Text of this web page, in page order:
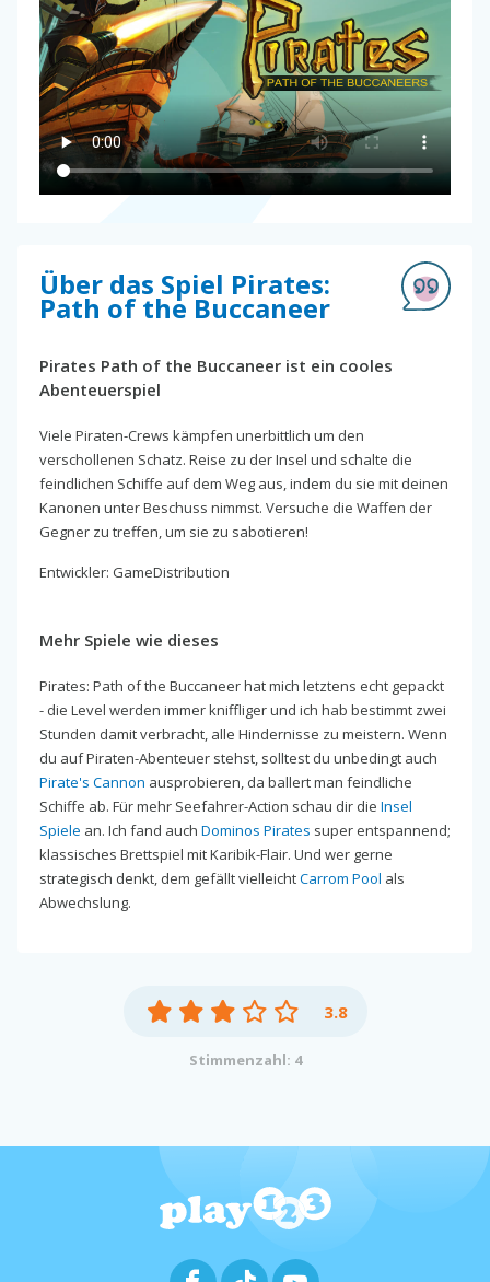
Über das Spiel Pirates:
Path of the Buccaneer
Pirates Path of the Buccaneer ist ein cooles
Abenteuerspiel
Viele Piraten-Crews kämpfen unerbittlich um den
verschollenen Schatz. Reise zu der Insel und schalte die
feindlichen Schiffe auf dem Weg aus, indem du sie mit deinen
Kanonen unter Beschuss nimmst. Versuche die Waffen der
Gegner zu treffen, um sie zu sabotieren!
Entwickler: GameDistribution
Mehr Spiele wie dieses
Pirates: Path of the Buccaneer hat mich letztens echt gepackt
- die Level werden immer kniffliger und ich hab bestimmt zwei
Stunden damit verbracht, alle Hindernisse zu meistern. Wenn
du auf Piraten-Abenteuer stehst, solltest du unbedingt auch
Pirate's Cannon ausprobieren, da ballert man feindliche
Schiffe ab. Für mehr Seefahrer-Action schau dir die Insel
Spiele an. Ich fand auch Dominos Pirates super entspannend;
klassisches Brettspiel mit Karibik-Flair. Und wer gerne
strategisch denkt, dem gefällt vielleichtCarrom Pool als
Abwechslung.
3.8
Stimmenzahl: 4